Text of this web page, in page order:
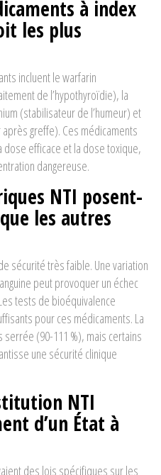
à index
les plus
incluent le warfarin
de l’hypothyroïdie), la
(stabilisateur de l’humeur) et
greffe). Ces médicaments
efficace et la dose toxique,
dangereuse.
NTI posent-
les autres
sécurité très faible. Une variation
peut provoquer un échec
tests de bioéquivalence
pour ces médicaments. La
serrée (90-111 %), mais certains
une sécurité clinique
NTI
d’un État à
des lois spécifiques sur les